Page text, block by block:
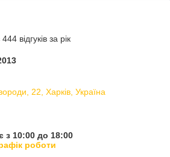
відгуків за рік
22, Харків, Україна
з 10:00 до 18:00
роботи